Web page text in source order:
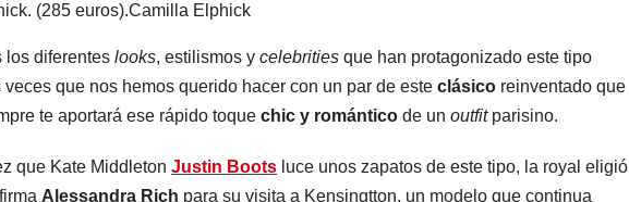
(285 euros).Camilla Elphick
los diferentes looks, estilismos y celebrities que han protagonizado este tipo
que nos hemos querido hacer con un par de este clásico reinventado que
te aportará ese rápido toque chic y romántico de un outfit parisino.
que Kate Middleton Justin Boots luce unos zapatos de este tipo, la royal eligió
Alessandra Rich para su visita a Kensingtton, un modelo que continua